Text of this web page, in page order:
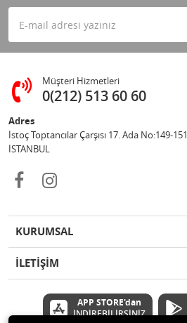
Müşteri Hizmetleri
0(212) 513 60 60
Adres
İstoç Toptancılar Çarşısı 17. Ada No:149-
İSTANBUL
KURUMSAL
İLETİŞİM
APP STORE'dan
İNDİREBİLİRSİNİZ